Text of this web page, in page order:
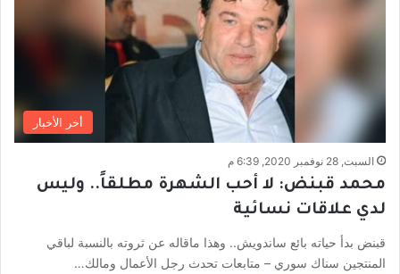
أخر الأخبار
السبت, 28 نوفمبر 2020, 6:39 م
محمد قبنض: لا أحب الشهرة مطلقاً.. وليس
لدي علاقات نسائية
قبنض بدأ حياته بائع ساندويش.. وهذا ماقاله عن ثروته بالنسبة لباقي
المنتجين سناك سوري – متابعات تحدث رجل الأعمال ومالك…